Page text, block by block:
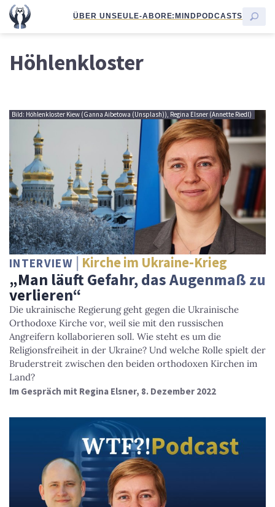
ÜBER UNSEULE-ABORE:MINDPODCASTS
Höhlenkloster
Bild: Höhlenkloster Kiew (Ganna Aibetowa (Unsplash)), Regina Elsner (Annette Riedl)
INTERVIEW Kirche im Ukraine-Krieg
„Man läuft Gefahr, das Augenmaß zu
verlieren“
Die ukrainische Regierung geht gegen die Ukrainische
Orthodoxe Kirche vor, weil sie mit den russischen
Angreifern kollaborieren soll. Wie steht es um die
Religionsfreiheit in der Ukraine? Und welche Rolle spielt der
Bruderstreit zwischen den beiden orthodoxen Kirchen im
Land?
Im Gespräch mit Regina Elsner, 8. Dezember 2022